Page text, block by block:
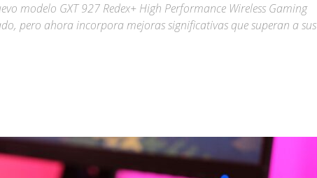
modelo GXT 927 Redex+ High Performance Wireless Gaming
pero ahora incorpora mejoras significativas que superan a sus